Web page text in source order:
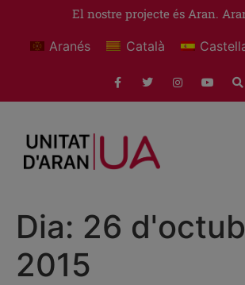
El nostre projecte és Aran.
Aranés Català
Dia: 26
2015